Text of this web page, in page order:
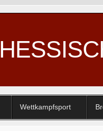
Wettkampfsport